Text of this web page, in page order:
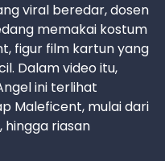
viral beredar, dosen
memakai kostum
figur film kartun yang
Dalam video itu,
ini terlihat
Maleficent, mulai dari
riasan